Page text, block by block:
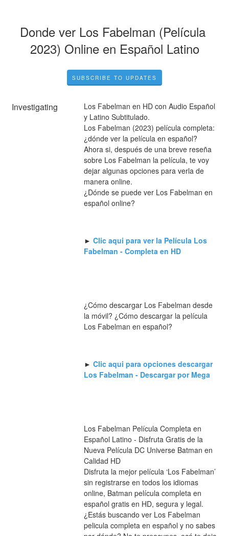
Donde ver Los Fabelman (Película
2023) Online en Español Latino
SUBSCRIBE TO UPDATES
Investigating
Los Fabelman en HD con Audio Español
y Latino Subtitulado.
Los Fabelman (2023) película completa:
¿dónde ver la película en español?
Ahora si, después de una breve reseña
sobre Los Fabelman la película, te voy
dejar algunas opciones para verla de
manera online.
¿Dónde se puede ver Los Fabelman en
español online?
► Clic aqui para ver la Película Los
Fabelman - Completa en HD
¿Cómo descargar Los Fabelman desde
la móvil? ¿Cómo descargar la película
Los Fabelman en español?
► Clic aqui para opciones descargar
Los Fabelman - Descargar por Mega
Los Fabelman Película Completa en
Español Latino - Disfruta Gratis de la
Nueva Película DC Universe Batman en
Calidad HD
Disfruta la mejor película ‘Los Fabelman’
sin registrarse en todos los idiomas
online, Batman película completa en
español gratis en HD, segura y legal.
¿Estás buscando ver Los Fabelman
pelicula completa en español y no sabes